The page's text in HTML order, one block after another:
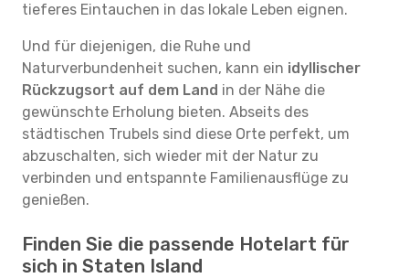
tieferes Eintauchen in das lokale Leben eignen.
Und für diejenigen, die Ruhe und
Naturverbundenheit suchen, kann ein idyllischer
Rückzugsort auf dem Land in der Nähe die
gewünschte Erholung bieten. Abseits des
städtischen Trubels sind diese Orte perfekt, um
abzuschalten, sich wieder mit der Natur zu
verbinden und entspannte Familienausflüge zu
genießen.
Finden Sie die passende Hotelart für
sich in Staten Island